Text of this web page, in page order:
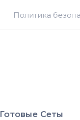
Политика
Готовые Сеты